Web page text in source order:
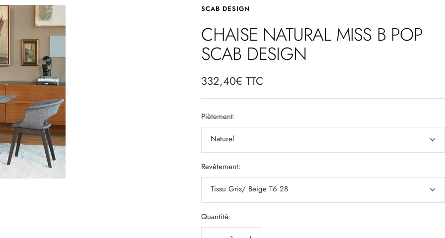
SCAB DESIGN
CHAISE NATURAL MISS B POP
SCAB DESIGN
Prix
de
vente
332,40€ TTC
Piètement:
Naturel
Revêtement:
Tissu Gris/ Beige T6 28
Quantité: